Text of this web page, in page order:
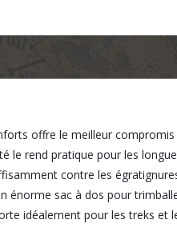
offre le meilleur
le rend pratique pour les
contre les
énorme sac à dos pour
idéalement pour les treks et